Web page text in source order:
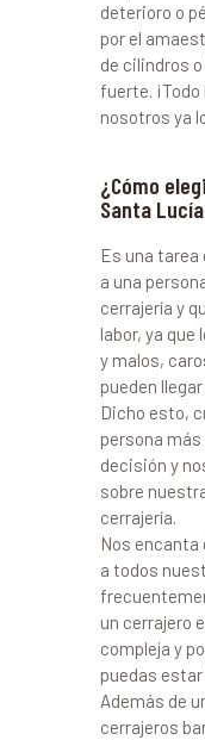
deterioro o
por el
de cilindros
fuerte.
nosotros ya
¿Cómo
Santa
Es una
a una
cerrajería y
labor, ya que
y malos,
pueden
Dicho esto,
persona
decisión y
sobre
cerrajería.
Nos
a todos
un cerrajero
compleja y
puedas
Además de
cerrajeros